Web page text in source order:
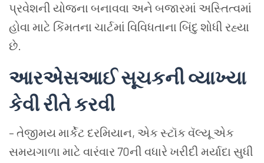
પ્રવેશની યોજના બનાવવા અને બજારમાં અસ્તિત્વમાં
હોવા માટે કિંમતના ચાર્ટમાં વિવિધતાના બિંદુશોધી રહ્યા
છે.
આરએસઆઈસૂચકનીવ્યાખ્યા
કેવીરીતેકરવી
– તેજીમયમાર્કેટ દરમિયાન, એક સ્ટૉકવૅલ્યૂ એક
સમયગાળા માટે વારંવાર 70ની વધારેખરીદી મર્યાદા સુધી